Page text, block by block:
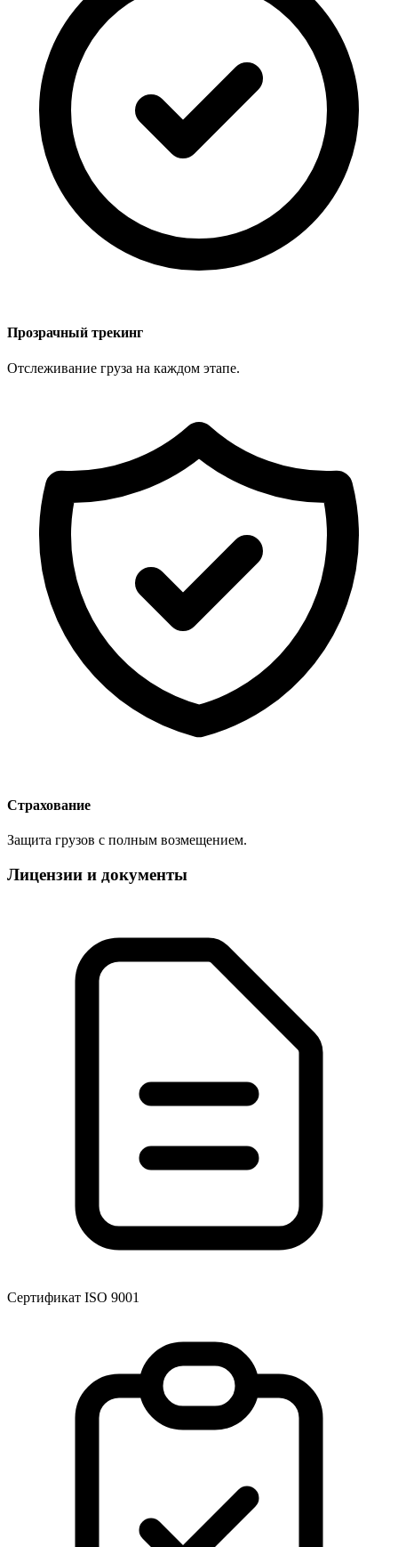
Прозрачный трекинг
Отслеживание груза на каждом этапе.
Страхование
Защита грузов с полным возмещением.
Лицензии и документы
Сертификат ISO 9001